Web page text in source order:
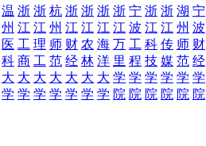
温
州
医
科
大
学
浙
江
工
商
大
学
浙
江
理
工
大
学
杭
州
师
范
大
学
浙
江
财
经
大
学
浙
江
农
林
大
学
浙
江
海
洋
大
学
浙
江
万
里
学
院
宁
波
工
程
学
院
浙
江
科
技
学
院
浙
江
传
媒
学
院
湖
州
师
范
学
院
宁
波
财
经
学
院